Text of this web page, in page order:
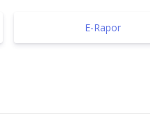
E-Rapor